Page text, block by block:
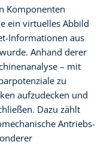
Komponenten
ein virtuelles Abbild
Informationen aus
Anhand derer
– mit
zu
aufzudecken und
Dazu zählt
Antriebs-